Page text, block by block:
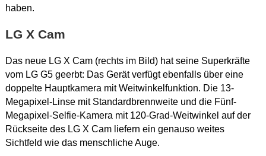
haben.
LG X Cam
Das neue LG X Cam (rechts im Bild) hat seine Superkräfte
vom LG G5 geerbt: Das Gerät verfügt ebenfalls über eine
doppelte Hauptkamera mit Weitwinkelfunktion. Die 13-
Megapixel-Linse mit Standardbrennweite und die Fünf-
Megapixel-Selfie-Kamera mit 120-Grad-Weitwinkel auf der
Rückseite des LG X Cam liefern ein genauso weites
Sichtfeld wie das menschliche Auge.